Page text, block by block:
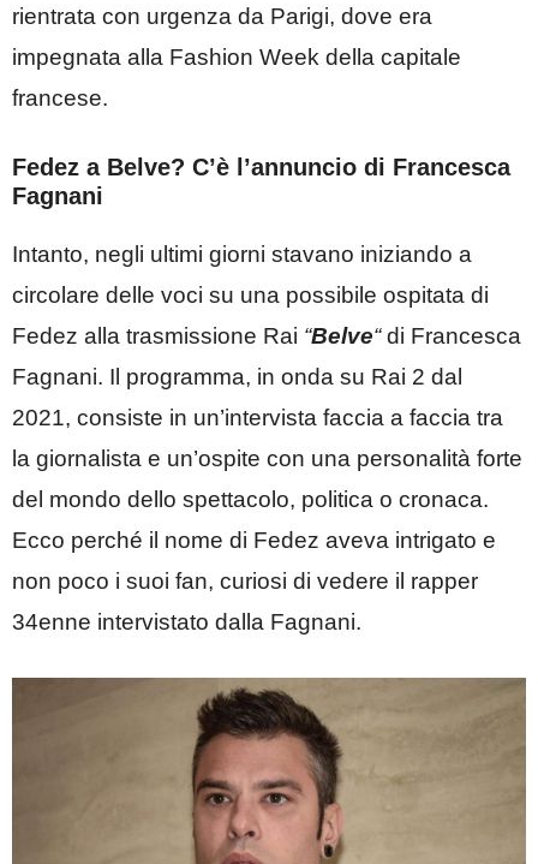
rientrata con urgenza da Parigi, dove era
impegnata alla Fashion Week della capitale
francese.
Fedez a Belve? C’è l’annuncio di Francesca
Fagnani
Intanto, negli ultimi giorni stavano iniziando a
circolare delle voci su una possibile ospitata di
Fedez alla trasmissione Rai “Belve“di Francesca
Fagnani. Il programma, in onda su Rai 2 dal
2021, consiste in un’intervista faccia a faccia tra
la giornalista e un’ospite con una personalità forte
del mondo dello spettacolo, politica o cronaca.
Ecco perché il nome di Fedez aveva intrigato e
non poco i suoi fan, curiosi di vedere il rapper
34enne intervistato dalla Fagnani.